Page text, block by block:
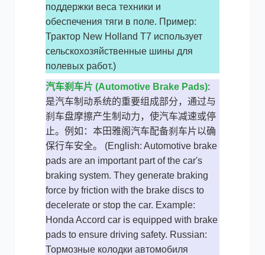
поддержки веса техники и
обеспечения тяги в поле. Пример:
Трактор New Holland T7 использует
сельскохозяйственные шины для
полевых работ.)
汽车刹车片 (Automotive Brake Pads):
是汽车制动系统的重要组成部分，通过与
刹车盘摩擦产生制动力，使汽车减速或停
止。例如：本田雅阁汽车配备刹车片以确
保行车安全。 (English: Automotive brake
pads are an important part of the car's
braking system. They generate braking
force by friction with the brake discs to
decelerate or stop the car. Example:
Honda Accord car is equipped with brake
pads to ensure driving safety. Russian:
Тормозные колодки автомобиля